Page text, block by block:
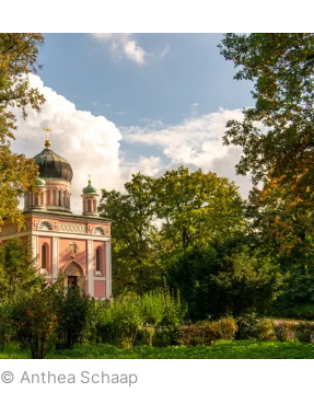
© Anthea Schaap